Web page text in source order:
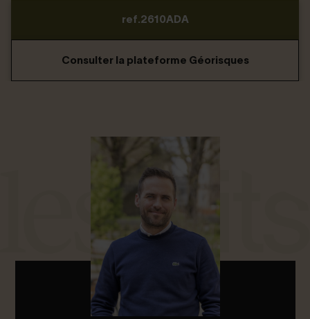
ref.2610ADA
Consulter la plateforme Géorisques